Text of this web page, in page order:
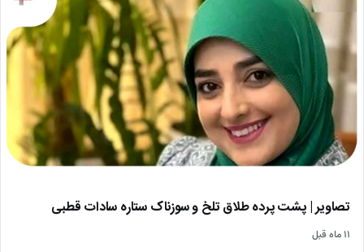
تصاویر | پشت پرده طلاق تلخ و سوزناک ستاره سادات قطبی
۱۱ ماه قبل